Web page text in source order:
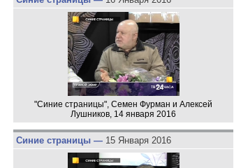
"Синие страницы", Семен Фурман и Алексей
Лушников, 14 января 2016
Синие страницы — 15 Января 2016